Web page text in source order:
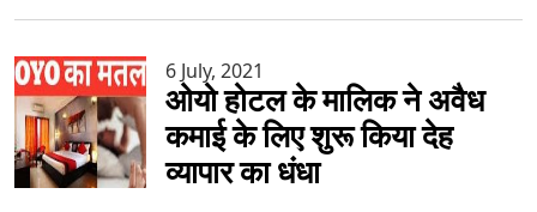
6 July, 2021
ओयो होटल के मालिक ने अवैध
कमाई के लिए शुरू किया देह
व्यापार का धंधा